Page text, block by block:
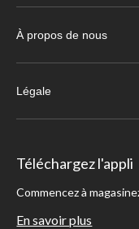
Si vous rangez correctement
durer entre 6 et 10 ans. Avant
crasse et de la saleté qui s'y
À propos de nous
Légale
Téléchargez l'appli
Commencez à
En savoir plus